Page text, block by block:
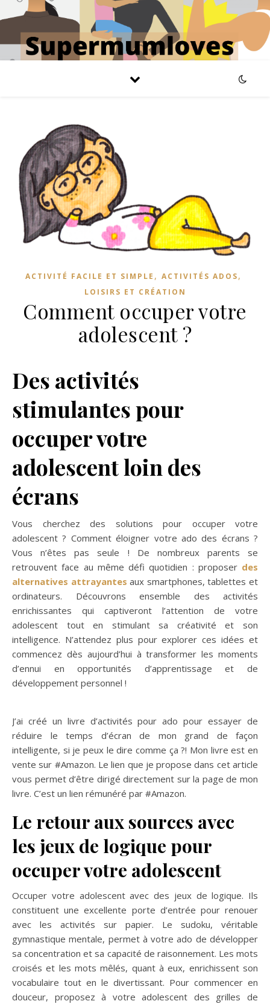
ACTIVITÉ FACILE ET SIMPLE , ACTIVITÉS ADOS,
LOISIRS ET CRÉATION
Comment occuper votre
adolescent ?
Des activités
stimulantes pour
occuper votre
adolescent loin des
écrans
Vous cherchez des solutions pour occuper votre
adolescent ? Comment éloigner votre ado des écrans ?
Vous n’êtes pas seule ! De nombreux parents se
retrouvent face au même défi quotidien : proposer des
alternatives attrayantes aux smartphones, tablettes et
ordinateurs. Découvrons ensemble des activités
enrichissantes qui captiveront l’attention de votre
adolescent tout en stimulant sa créativité et son
intelligence. N’attendez plus pour explorer ces idées et
commencez dès aujourd’hui à transformer les moments
d’ennui en opportunités d’apprentissage et de
développement personnel !
J’ai créé un livre d’activités pour ado pour essayer de
réduire le temps d’écran de mon grand de façon
intelligente, si je peux le dire comme ça ?! Mon livre est en
vente sur #Amazon. Le lien que je propose dans cet article
vous permet d’être dirigé directement sur la page de mon
livre. C’est un lien rémunéré par #Amazon.
Le retour aux sources avec
les jeux de logique pour
occuper votre adolescent
Occuper votre adolescent avec des jeux de logique. Ils
constituent une excellente porte d’entrée pour renouer
avec les activités sur papier. Le sudoku, véritable
gymnastique mentale, permet à votre ado de développer
sa concentration et sa capacité de raisonnement. Les mots
croisés et les mots mêlés, quant à eux, enrichissent son
vocabulaire tout en le divertissant. Pour commencer en
douceur, proposez à votre adolescent des grilles de